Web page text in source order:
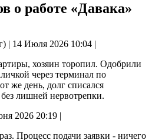
о работе «Давака»
| 14 Июля 2026 10:04 |
хозяин торопил. Одобрили
через терминал по
же день, долг списался
лишней нервотрепки.
2026 20:19 |
Процесс подачи заявки - ничего